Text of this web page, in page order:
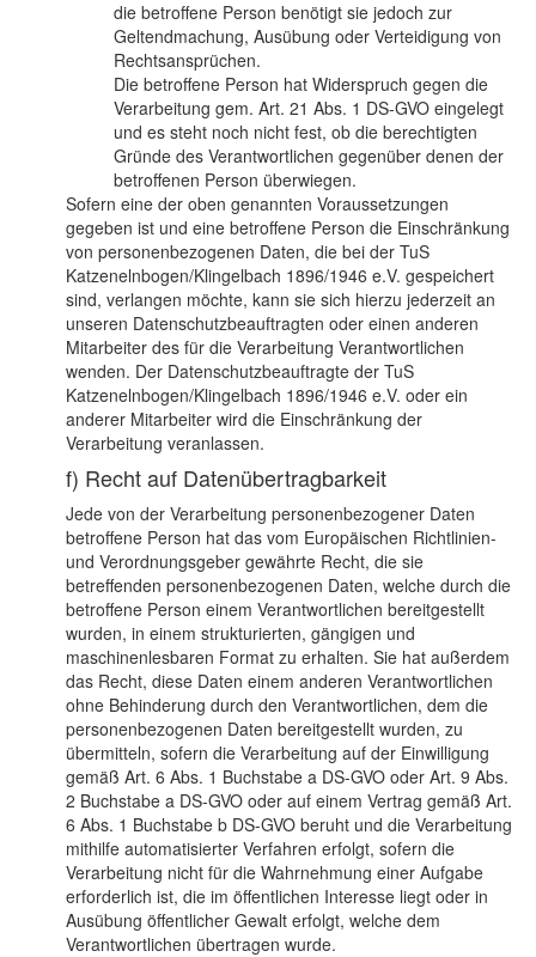
die betroffene Person benötigt sie jedoch zur
Geltendmachung, Ausübung oder Verteidigung von
Rechtsansprüchen.
Die betroffene Person hat Widerspruch gegen die
Verarbeitung gem. Art. 21 Abs. 1 DS-GVO eingelegt
und es steht noch nicht fest, ob die berechtigten
Gründe des Verantwortlichen gegenüber denen der
betroffenen Person überwiegen.
Sofern eine der oben genannten Voraussetzungen
gegeben ist und eine betroffene Person die Einschränkung
von personenbezogenen Daten, die bei der TuS
Katzenelnbogen/Klingelbach 1896/1946 e.V. gespeichert
sind, verlangen möchte, kann sie sich hierzu jederzeit an
unseren Datenschutzbeauftragten oder einen anderen
Mitarbeiter des für die Verarbeitung Verantwortlichen
wenden. Der Datenschutzbeauftragte der TuS
Katzenelnbogen/Klingelbach 1896/1946 e.V. oder ein
anderer Mitarbeiter wird die Einschränkung der
Verarbeitung veranlassen.
f) Recht auf Datenübertragbarkeit
Jede von der Verarbeitung personenbezogener Daten
betroffene Person hat das vom Europäischen Richtlinien-
und Verordnungsgeber gewährte Recht, die sie
betreffenden personenbezogenen Daten, welche durch die
betroffene Person einem Verantwortlichen bereitgestellt
wurden, in einem strukturierten, gängigen und
maschinenlesbaren Format zu erhalten. Sie hat außerdem
das Recht, diese Daten einem anderen Verantwortlichen
ohne Behinderung durch den Verantwortlichen, dem die
personenbezogenen Daten bereitgestellt wurden, zu
übermitteln, sofern die Verarbeitung auf der Einwilligung
gemäß Art. 6 Abs. 1 Buchstabe a DS-GVO oder Art. 9 Abs.
2 Buchstabe a DS-GVO oder auf einem Vertrag gemäß Art.
6 Abs. 1 Buchstabe b DS-GVO beruht und die Verarbeitung
mithilfe automatisierter Verfahren erfolgt, sofern die
Verarbeitung nicht für die Wahrnehmung einer Aufgabe
erforderlich ist, die im öffentlichen Interesse liegt oder in
Ausübung öffentlicher Gewalt erfolgt, welche dem
Verantwortlichen übertragen wurde.